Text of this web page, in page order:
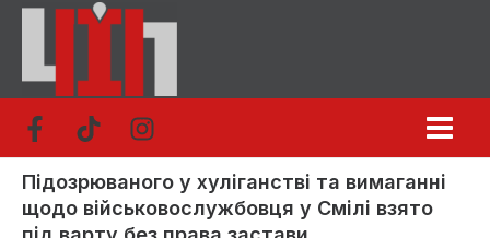
Перейти
вмісту
Підозрюваного у хуліганстві та вимаганні
щодо військовослужбовця у Смілі взято